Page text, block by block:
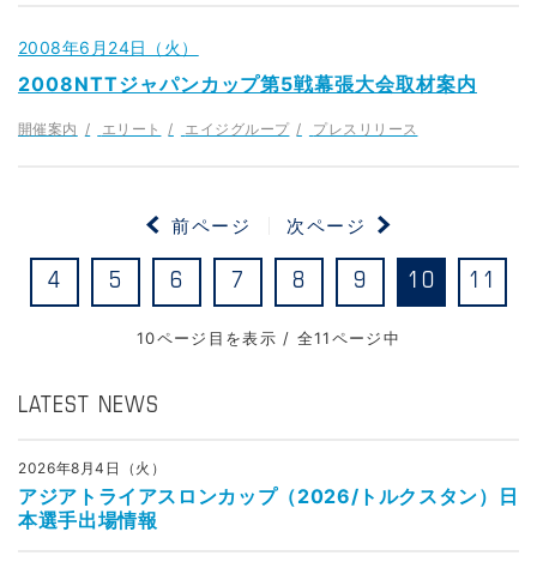
2008年6月24日（火）
2008NTTジャパンカップ第5戦幕張大会取材案内
開催案内 エリート エイジグループ プレスリリース
10ページ目を表示 / 全11ページ中
前ページ
4 5 6 7 8 9 10 11
次ページ
LATEST NEWS
2026年8月4日（火）
アジアトライアスロンカップ（2026/トルクスタン）日
本選手出場情報